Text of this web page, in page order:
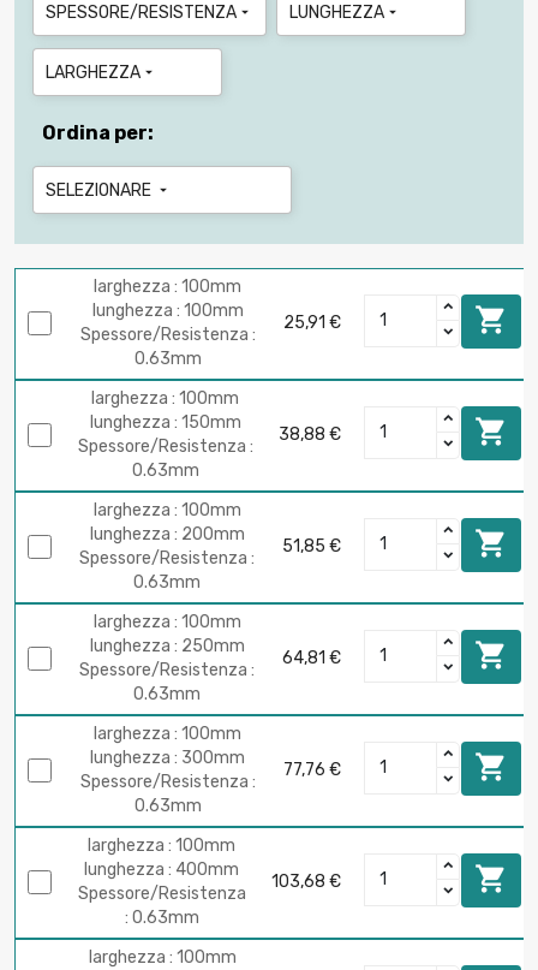
SPESSORE/RESISTENZA  LUNGHEZZA 
LARGHEZZA 
Ordina per:
SELEZIONARE 
larghezza : 100mm
lunghezza : 100mm
Spessore/Resistenza :
0.63mm
25,91 € 
larghezza : 100mm
lunghezza : 150mm
Spessore/Resistenza :
0.63mm
38,88 € 
larghezza : 100mm
lunghezza : 200mm
Spessore/Resistenza :
0.63mm
51,85 € 
larghezza : 100mm
lunghezza : 250mm
Spessore/Resistenza :
0.63mm
64,81 € 
larghezza : 100mm
lunghezza : 300mm
Spessore/Resistenza :
0.63mm
77,76 € 
larghezza : 100mm
lunghezza : 400mm
Spessore/Resistenza
: 0.63mm
103,68 € 
larghezza : 100mm